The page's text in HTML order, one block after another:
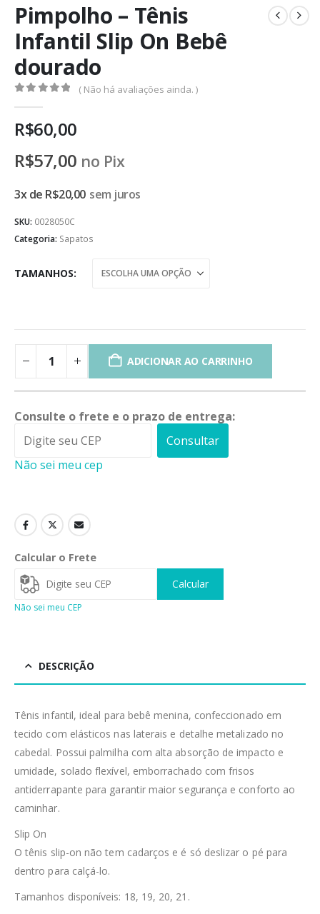
Pimpolho – Tênis
Infantil Slip On Bebê
dourado
( Não há avaliações ainda. )
R$60,00
R$57,00 no Pix
3x de R$20,00 sem juros
SKU: 0028050C
Categoria: Sapatos
TAMANHOS
ADICIONAR AO CARRINHO
Consulte o frete e o prazo de entrega:
Consultar
Não sei meu cep
Calcular o Frete
Calcular
Não sei meu CEP
DESCRIÇÃO
Tênis infantil, ideal para bebê menina, confeccionado em
tecido com elásticos nas laterais e detalhe metalizado no
cabedal. Possui palmilha com alta absorção de impacto e
umidade, solado flexível, emborrachado com frisos
antiderrapante para garantir maior segurança e conforto ao
caminhar.
Slip On
O tênis slip-on não tem cadarços e é só deslizar o pé para
dentro para calçá-lo.
Tamanhos disponíveis: 18, 19, 20, 21.